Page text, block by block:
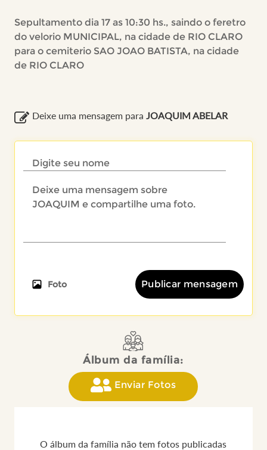
Sepultamento dia 17 as 10:30 hs., saindo o feretro
do velorio MUNICIPAL, na cidade de RIO CLARO
para o cemiterio SAO JOAO BATISTA, na cidade
de RIO CLARO
Deixe uma mensagem para JOAQUIM ABELAR
Foto Publicar mensagem
Álbum da família:
Enviar Fotos
O álbum da família não tem fotos publicadas